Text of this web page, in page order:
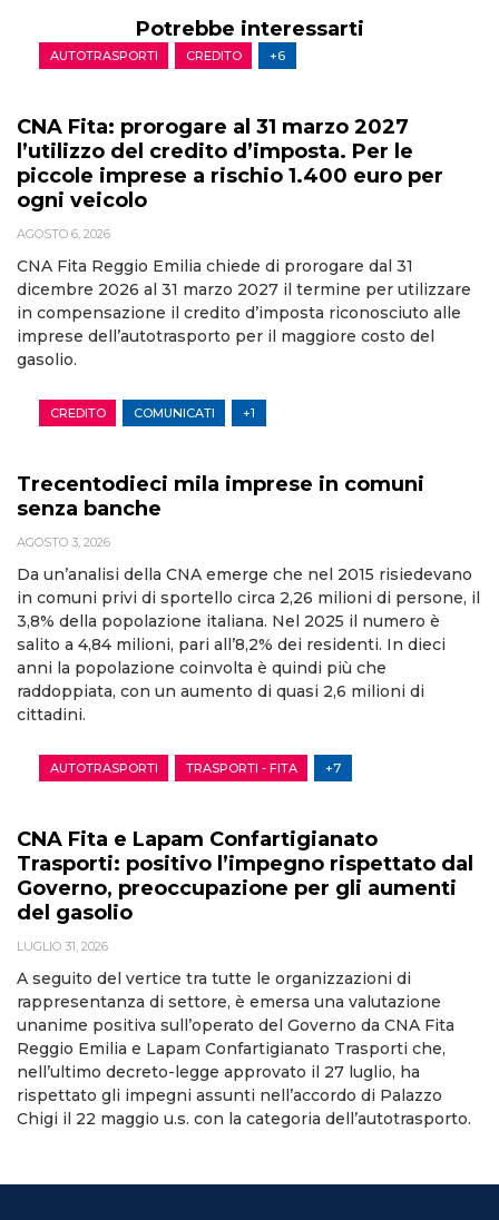
Potrebbe interessarti
AUTOTRASPORTI CREDITO +6
CNA Fita: prorogare al 31 marzo 2027
l’utilizzo del credito d’imposta. Per le
piccole imprese a rischio 1.400 euro per
ogni veicolo
AGOSTO 6, 2026
CNA Fita Reggio Emilia chiede di prorogare dal 31
dicembre 2026 al 31 marzo 2027 il termine per utilizzare
in compensazione il credito d’imposta riconosciuto alle
imprese dell’autotrasporto per il maggiore costo del
gasolio.
CREDITO COMUNICATI +1
Trecentodieci mila imprese in comuni
senza banche
AGOSTO 3, 2026
Da un’analisi della CNA emerge che nel 2015 risiedevano
in comuni privi di sportello circa 2,26 milioni di persone, il
3,8% della popolazione italiana. Nel 2025 il numero è
salito a 4,84 milioni, pari all’8,2% dei residenti. In dieci
anni la popolazione coinvolta è quindi più che
raddoppiata, con un aumento di quasi 2,6 milioni di
cittadini.
AUTOTRASPORTI TRASPORTI - FITA +7
CNA Fita e Lapam Confartigianato
Trasporti: positivo l’impegno rispettato dal
Governo, preoccupazione per gli aumenti
del gasolio
LUGLIO 31, 2026
A seguito del vertice tra tutte le organizzazioni di
rappresentanza di settore, è emersa una valutazione
unanime positiva sull’operato del Governo da CNA Fita
Reggio Emilia e Lapam Confartigianato Trasporti che,
nell’ultimo decreto-legge approvato il 27 luglio, ha
rispettato gli impegni assunti nell’accordo di Palazzo
Chigi il 22 maggio u.s. con la categoria dell’autotrasporto.